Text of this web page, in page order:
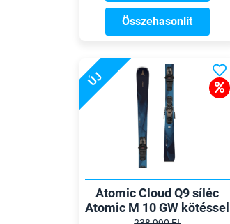
Összehasonlít
ÚJ
Atomic Cloud Q9 síléc
Atomic M 10 GW kötéssel